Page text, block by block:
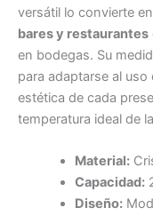
versátil lo convierte
bares y restaurantes
en bodegas. Su
para adaptarse al
estética de cada
temperatura ideal de
Material:
Capacidad:
Diseño: